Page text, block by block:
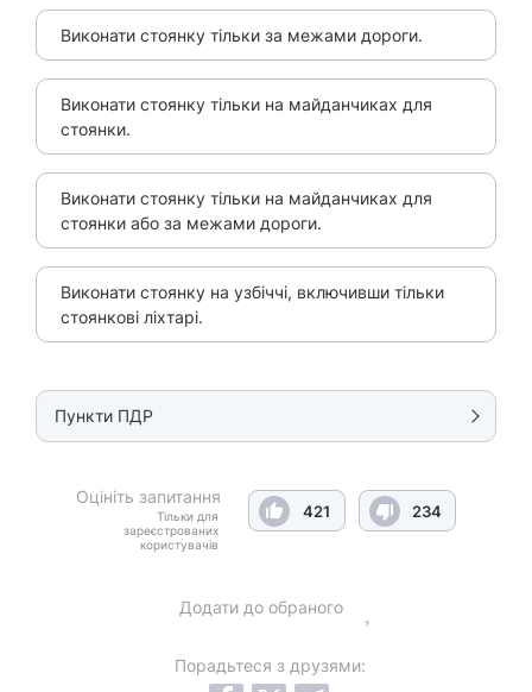
Виконати стоянку тільки за межами дороги.
Виконати стоянку тільки на майданчиках для
стоянки.
Виконати стоянку тільки на майданчиках для
стоянки або за межами дороги.
Виконати стоянку на узбіччі, включивши тільки
стоянкові ліхтарі.
Пункти ПДР
Оцініть запитання
Тільки для
зареєстрованих
користувачів
421 234
Додати до обраного
Порадьтеся з друзями: